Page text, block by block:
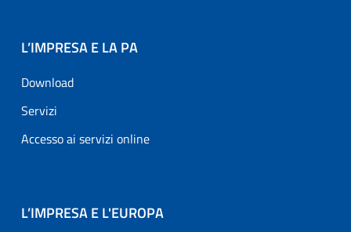
L’IMPRESA E LA PA
Download
Servizi
Accesso ai servizi online
L’IMPRESA E L'EUROPA